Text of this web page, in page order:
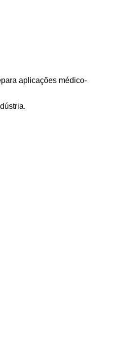
para aplicações médico-